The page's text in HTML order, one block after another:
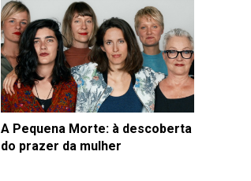
A Pequena Morte: à descoberta
do prazer da mulher